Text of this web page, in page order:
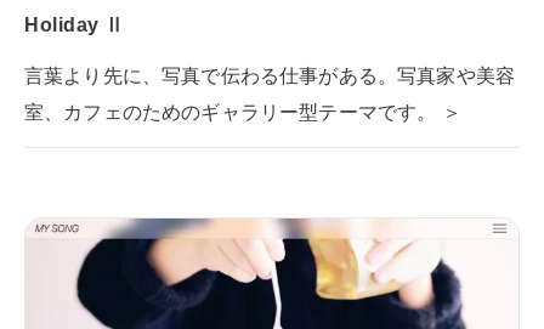
Holiday Ⅱ
言葉より先に、写真で伝わる仕事がある。写真家や美容
室、カフェのためのギャラリー型テーマです。 ＞